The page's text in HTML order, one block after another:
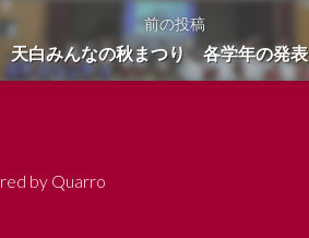
前の投稿
天白みんなの秋まつり 各学年の発表
by Quarro